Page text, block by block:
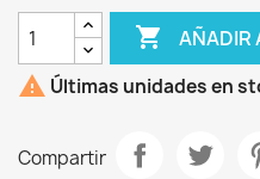
 AÑADIR
 Últimas unidades en
Compartir